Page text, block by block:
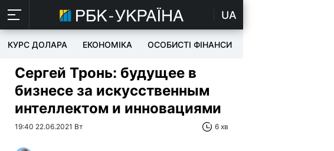
UA
КУРС ДОЛАРА ЕКОНОМІКА ОСОБИСТІ ФІНАНСИ
Сергей Тронь: будущее в
бизнесе за искусственным
интеллектом и инновациями
19:40 22.06.2021 Вт 6 хв